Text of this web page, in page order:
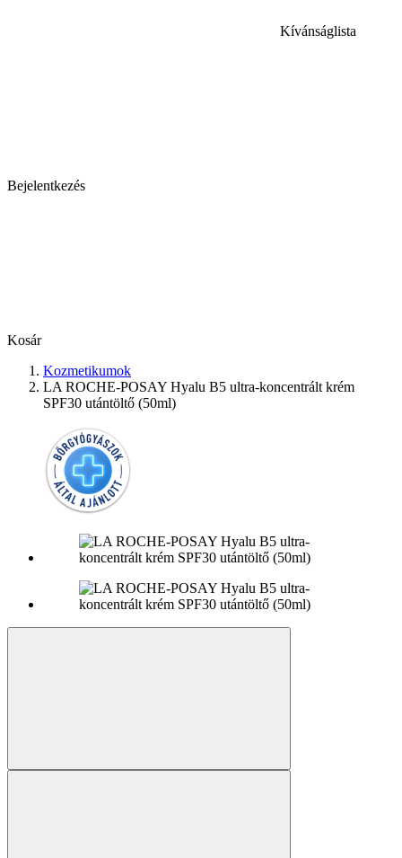
Kívánságlista
Bejelentkezés
Kosár
Kozmetikumok
LA ROCHE-POSAY Hyalu B5 ultra-koncentrált krém
SPF30 utántöltő (50ml)